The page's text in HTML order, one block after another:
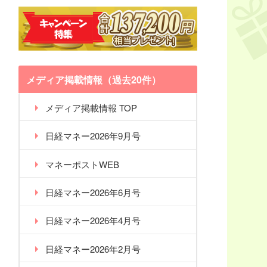
メディア掲載情報（過去20件）
メディア掲載情報 TOP
日経マネー2026年9月号
マネーポストWEB
日経マネー2026年6月号
日経マネー2026年4月号
日経マネー2026年2月号